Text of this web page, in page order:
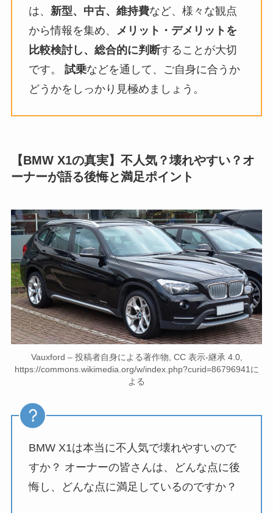
は、 新型、中古、維持費など、様々な観点
から情報を集め、 メリット・デメリットを
比較検討し、総合的に判断することが大切
です。 試乗などを通して、ご自身に合うか
どうかをしっかり見極めましょう。
【BMW X1の真実】不人気？壊れやすい？オ
ーナーが語る後悔と満足ポイント
Vauxford – 投稿者自身による著作物, CC 表示-継承 4.0,
https://commons.wikimedia.org/w/index.php?curid=86796941に
よる
BMW X1は本当に不人気で壊れやすいので
すか？ オーナーの皆さんは、どんな点に後
悔し、どんな点に満足しているのですか？